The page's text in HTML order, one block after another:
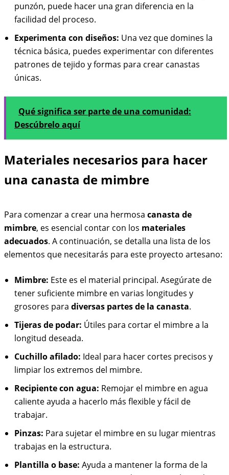
punzón, puede hacer una gran diferencia en la
facilidad del proceso.
Experimenta con diseños: Una vez que domines la
técnica básica, puedes experimentar con diferentes
patrones de tejido y formas para crear canastas
únicas.
Qué significa ser parte de una comunidad:
Descúbrelo aquí
Materiales necesarios para hacer
una canasta de mimbre
Para comenzar a crear una hermosa canasta de
mimbre, es esencial contar con los materiales
adecuados. A continuación, se detalla una lista de los
elementos que necesitarás para este proyecto artesano:
Mimbre: Este es el material principal. Asegúrate de
tener suficiente mimbre en varias longitudes y
grosores para diversas partes de la canasta.
Tijeras de podar: Útiles para cortar el mimbre a la
longitud deseada.
Cuchillo afilado: Ideal para hacer cortes precisos y
limpiar los extremos del mimbre.
Recipiente con agua: Remojar el mimbre en agua
caliente ayuda a hacerlo más flexible y fácil de
trabajar.
Pinzas: Para sujetar el mimbre en su lugar mientras
trabajas en la estructura.
Plantilla o base: Ayuda a mantener la forma de la